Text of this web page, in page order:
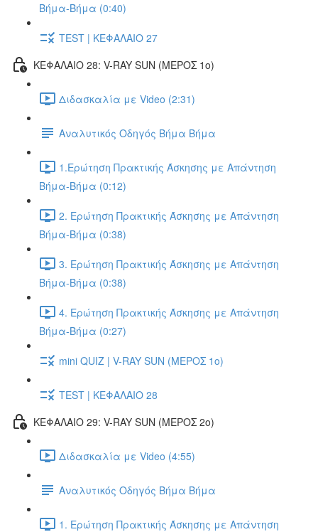
Βήμα-Βήμα (0:40)
TEST | ΚΕΦΑΛΑΙΟ 27
ΚΕΦΑΛΑΙΟ 28: V-RAY SUN (ΜΕΡΟΣ 1o)
Διδασκαλία με Video (2:31)
Αναλυτικός Οδηγός Βήμα Βήμα
1.Ερώτηση Πρακτικής Άσκησης με Απάντηση
Βήμα-Βήμα (0:12)
2. Ερώτηση Πρακτικής Άσκησης με Απάντηση
Βήμα-Βήμα (0:38)
3. Ερώτηση Πρακτικής Άσκησης με Απάντηση
Βήμα-Βήμα (0:38)
4. Ερώτηση Πρακτικής Άσκησης με Απάντηση
Βήμα-Βήμα (0:27)
mini QUIZ | V-RAY SUN (ΜΕΡΟΣ 1o)
TEST | ΚΕΦΑΛΑΙΟ 28
ΚΕΦΑΛΑΙΟ 29: V-RAY SUN (ΜΕΡΟΣ 2o)
Διδασκαλία με Video (4:55)
Αναλυτικός Οδηγός Βήμα Βήμα
1. Ερώτηση Πρακτικής Άσκησης με Απάντηση